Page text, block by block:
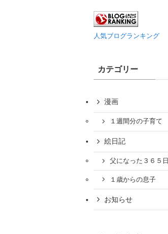
人気ブログランキング
カテゴリー
漫画
１週間分の子育て
絵日記
父になった３６５日
１歳からの息子
お知らせ